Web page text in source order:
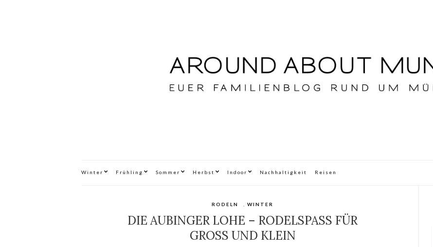
Winter Frühling Sommer Herbst Indoor Nachhaltigkeit Reisen
RODELN ,WINTER
DIE AUBINGER LOHE – RODELSPASS FÜR G
ROSS UND KLEIN